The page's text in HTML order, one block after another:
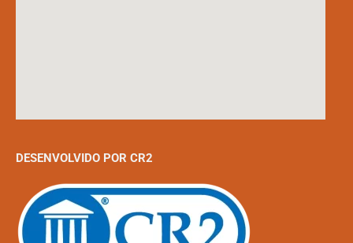
DESENVOLVIDO POR CR2